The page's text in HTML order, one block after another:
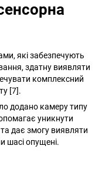
які забезпечують
здатну виявляти
комплексний
[7].
додано камеру типу
уникнути
дає змогу виявляти
шасі опущені.